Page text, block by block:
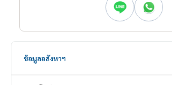
ข้อมูลอสังหาฯ